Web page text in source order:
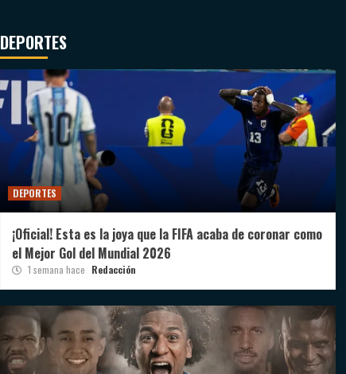
DEPORTES
DEPORTES
¡Oficial! Esta es la joya que la FIFA acaba de coronar como
el Mejor Gol del Mundial 2026
1 semana hace Redacción